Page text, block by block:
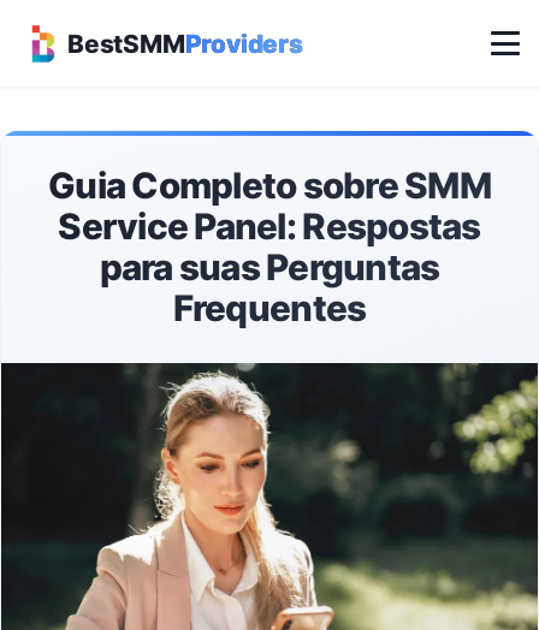
BestSMMProviders
Guia Completo sobre SMM
Service Panel: Respostas
para suas Perguntas
Frequentes